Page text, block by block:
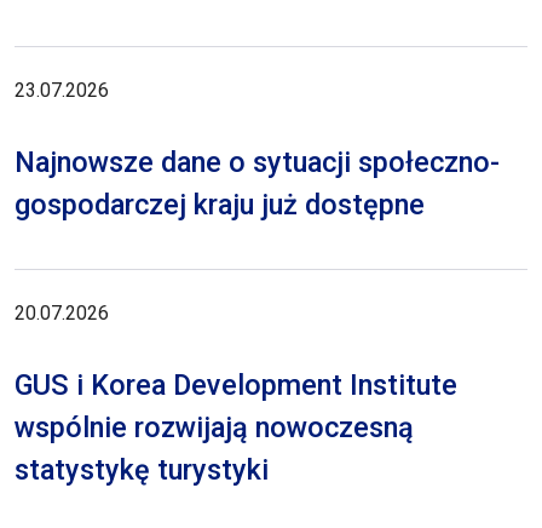
23.07.2026
Najnowsze dane o sytuacji społeczno-
gospodarczej kraju już dostępne
20.07.2026
GUS i Korea Development Institute
wspólnie rozwijają nowoczesną
statystykę turystyki